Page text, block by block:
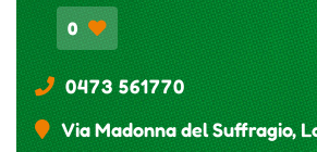
0
0473 561770
Via Madonna del Suffragio,